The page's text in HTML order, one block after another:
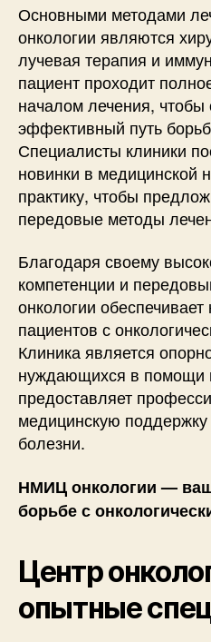
Основными методами
онкологии являются
лучевая терапия и
пациент проходит
началом лечения,
эффективный путь
Специалисты клиники
новинки в медицинской
практику, чтобы
передовые методы
Благодаря своему
компетенции и
онкологии
пациентов с
Клиника является
нуждающихся в помощи
предоставляет
медицинскую поддержку
болезни.
НМИЦ онкологии —
борьбе с
Центр
опытные